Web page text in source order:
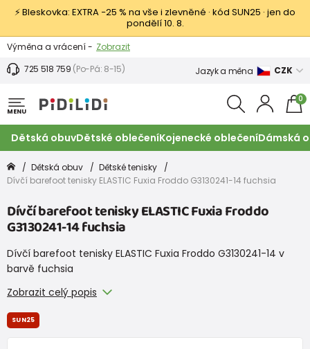
⚡ Bleskovka: EXTRA −25 % na vše i zlevněné · kód SUN25 · jen do
pondělí 10. 8.
Výměna a vrácení - Zobrazit
Sleva 100 Kč na první nákup -
725 518 759 (Po-Pá: 8-15) Jazyk a měna CZK
MENU
0
Dětská obuvDětské oblečeníKojenecké oblečeníDámská
Dětská obuv
Dětské tenisky
Dívčí barefoot tenisky ELASTIC Fuxia Froddo G3130241-14 fuchsia
Dívčí barefoot tenisky ELASTIC Fuxia Froddo
G3130241-14 fuchsia
Dívčí barefoot tenisky ELASTIC Fuxia Froddo G3130241-14 v
barvě fuchsia
Zobrazit celý popis
SUN25